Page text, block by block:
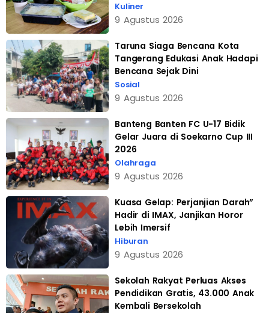
Kuliner
9 Agustus 2026
Taruna Siaga Bencana Kota
Tangerang Edukasi Anak Hadapi
Bencana Sejak Dini
Sosial
9 Agustus 2026
Banteng Banten FC U-17 Bidik
Gelar Juara di Soekarno Cup III
2026
Olahraga
9 Agustus 2026
Kuasa Gelap: Perjanjian Darah”
Hadir di IMAX, Janjikan Horor
Lebih Imersif
Hiburan
9 Agustus 2026
Sekolah Rakyat Perluas Akses
Pendidikan Gratis, 43.000 Anak
Kembali Bersekolah